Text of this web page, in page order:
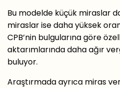
Bu modelde küçük miraslar
miraslar ise daha yüksek
CPB’nin bulgularına göre
aktarımlarında daha ağır
buluyor.
Araştırmada ayrıca miras